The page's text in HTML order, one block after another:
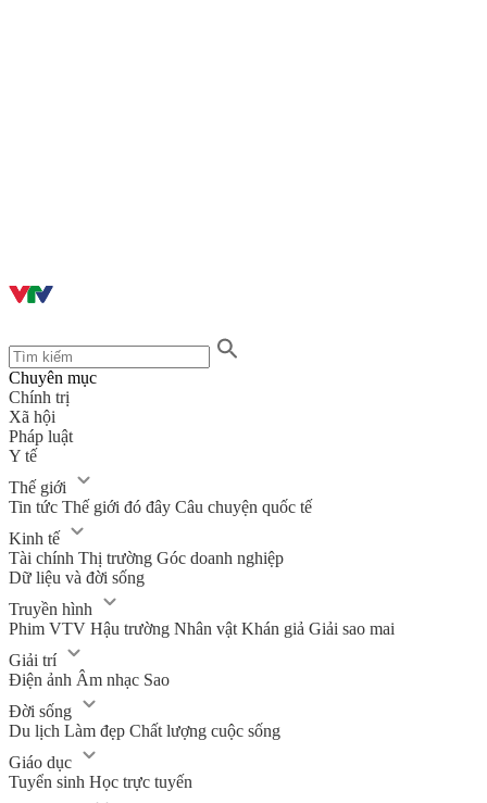
Chuyên mục
Chính trị
Xã hội
Pháp luật
Y tế
Thế giới
Tin tức Thế giới đó đây Câu chuyện quốc tế
Kinh tế
Tài chính Thị trường Góc doanh nghiệp
Dữ liệu và đời sống
Truyền hình
Phim VTV Hậu trường Nhân vật Khán giả Giải sao mai
Giải trí
Điện ảnh Âm nhạc Sao
Đời sống
Du lịch Làm đẹp Chất lượng cuộc sống
Giáo dục
Tuyển sinh Học trực tuyến